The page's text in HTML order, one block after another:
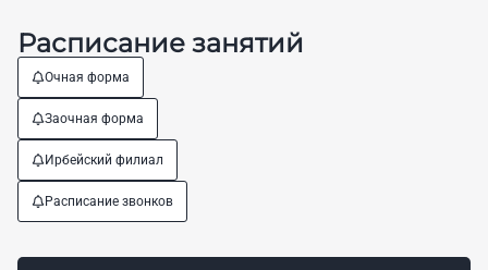
Расписание занятий
Очная форма
Заочная форма
Ирбейский филиал
Расписание звонков